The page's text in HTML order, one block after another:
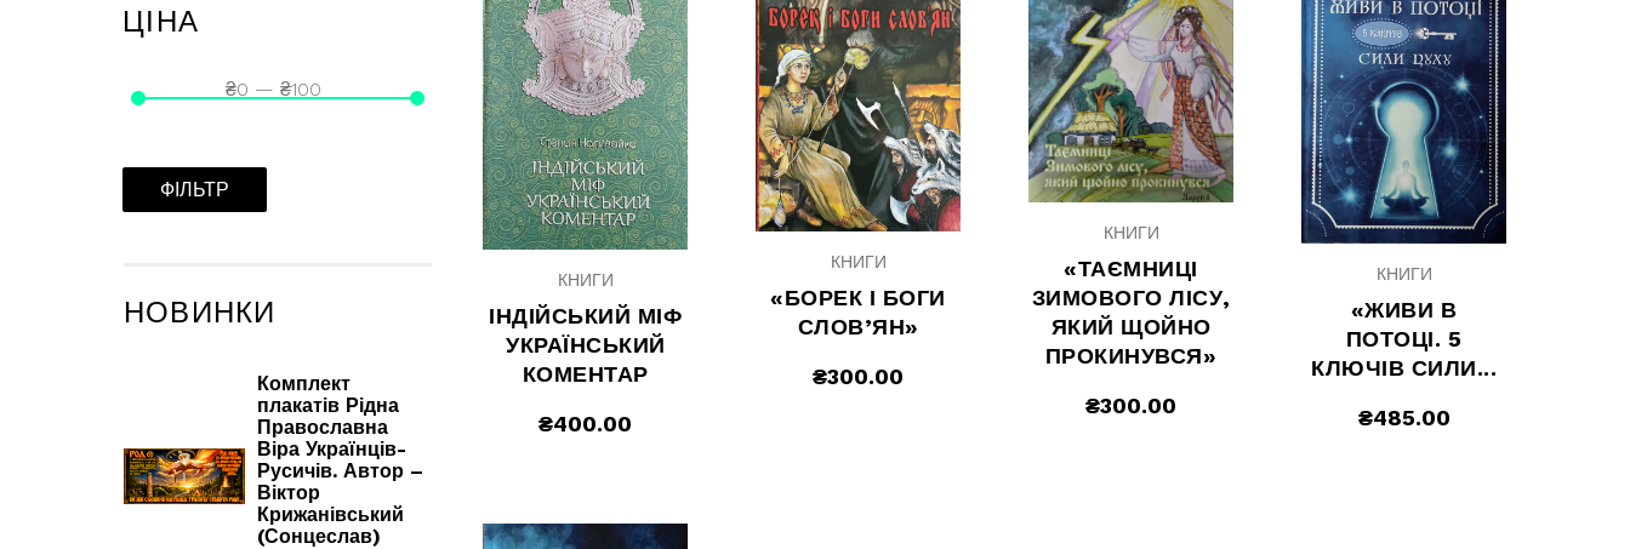
ЦІНА
₴0 —₴100
ФІЛЬТР
НОВИНКИ
Комплект
плакатів Рідна
Православна
Віра Українців-
Русичів. Автор –
Віктор
Крижанівський
(Сонцеслав)
КНИГИ
ІНДІЙСЬКИЙ МІФ
УКРАЇНСЬКИЙ
КОМЕНТАР
₴400.00
КНИГИ
«БОРЕК І БОГИ
СЛОВ’ЯН»
₴300.00
КНИГИ
«ТАЄМНИЦІ
ЗИМОВОГО ЛІСУ,
ЯКИЙ ЩОЙНО
ПРОКИНУВСЯ»
₴300.00
КНИГИ
«ЖИВИ В
ПОТОЦІ. 5
КЛЮЧІВ СИЛИ...
₴485.00